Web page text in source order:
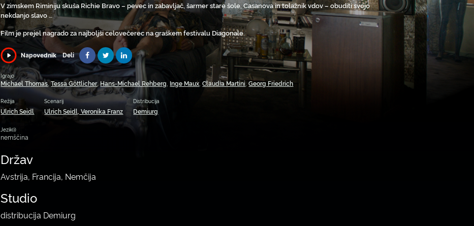
V zimskem Riminiju skuša Richie Bravo – pevec in zabavljač, šarmer stare šole, Casanova in tolažnik vdov – obuditi svojo
nekdanjo slavo …
Film je prejel nagrado za najboljši celovečerec na graškem festivalu Diagonale.
Napovednik Deli
Igrajo
Michael Thomas,Tessa Göttlicher, Hans-Michael Rehberg Inge Maux ,Claudia Martini ,Georg Friedrich
Režija
Ulrich Seidl
Scenarij
Ulrich Seidl, Veronika Franz
Distribucija
Demiurg
Jezik(i)
nemščina
Držav
Avstrija, Francija, Nemčija
Studio
distribucija Demiurg